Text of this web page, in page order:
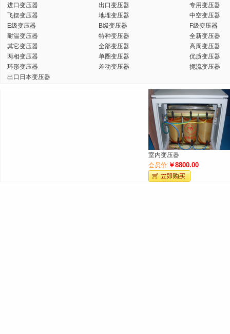
进口变压器
出口变压器
专用变压器
飞摆变压器
地埋变压器
中空变压器
E级变压器
B级变压器
F级变压器
耐温变压器
特种变压器
全新变压器
其它变压器
全部变压器
高周变压器
两相变压器
单圈变压器
优质变压器
环形变压器
差动变压器
扼流变压器
出口日本变压器
室内变压器
会员价:￥8800.00